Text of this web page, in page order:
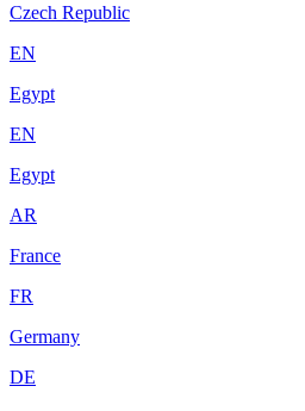
Czech Republic
EN
Egypt
EN
Egypt
AR
France
FR
Germany
DE